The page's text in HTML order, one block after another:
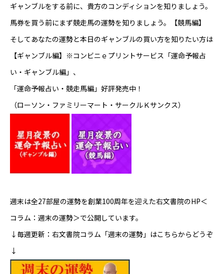
ギャンブルをする前に、貴方のコンディションを知りましょう。
馬券を買う前にまず競走馬の運勢を知りましょう。
【競馬編】
そしてあなたの運勢と本日のギャンブルの買い方を知りたい方は
【ギャンブル編】 ※コンビニｅプリントサービス「運命予報占
い・ギャンブル編」、
「運命予報占い・競走馬編」好評発売中！
（ローソン・ファミリーマート・サークルＫサンクス）
週末は全27部屋の運勢を創業100周年を迎えた右文書院のHP＜
コラム：週末の運勢＞で公開しています。
↓毎週更新：右文書院コラム「週末の運勢」はこちらからどうぞ
↓